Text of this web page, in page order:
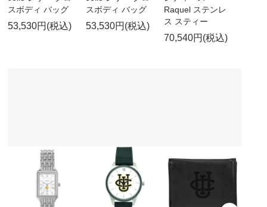
スボディ バッグ
53,530円(税込)
スボディ バッグ
53,530円(税込)
Raquel ステンレ
ス スティー
70,540円(税込)